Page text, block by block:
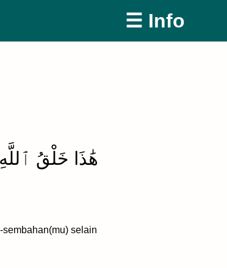
☰ Info
هَٰذَا خَلْقُ
selain